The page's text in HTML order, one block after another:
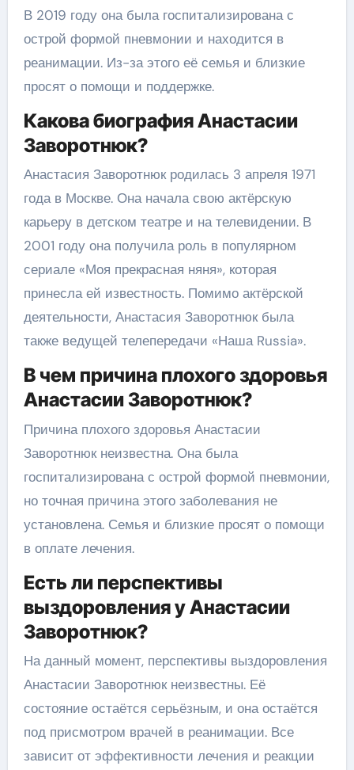
В 2019 году она была госпитализирована с
острой формой пневмонии и находится в
реанимации. Из-за этого её семья и близкие
просят о помощи и поддержке.
Какова биография Анастасии
Заворотнюк?
Анастасия Заворотнюк родилась 3 апреля 1971
года в Москве. Она начала свою актёрскую
карьеру в детском театре и на телевидении. В
2001 году она получила роль в популярном
сериале «Моя прекрасная няня», которая
принесла ей известность. Помимо актёрской
деятельности, Анастасия Заворотнюк была
также ведущей телепередачи «Наша Russia».
В чем причина плохого здоровья
Анастасии Заворотнюк?
Причина плохого здоровья Анастасии
Заворотнюк неизвестна. Она была
госпитализирована с острой формой пневмонии,
но точная причина этого заболевания не
установлена. Семья и близкие просят о помощи
в оплате лечения.
Есть ли перспективы
выздоровления у Анастасии
Заворотнюк?
На данный момент, перспективы выздоровления
Анастасии Заворотнюк неизвестны. Её
состояние остаётся серьёзным, и она остаётся
под присмотром врачей в реанимации. Все
зависит от эффективности лечения и реакции